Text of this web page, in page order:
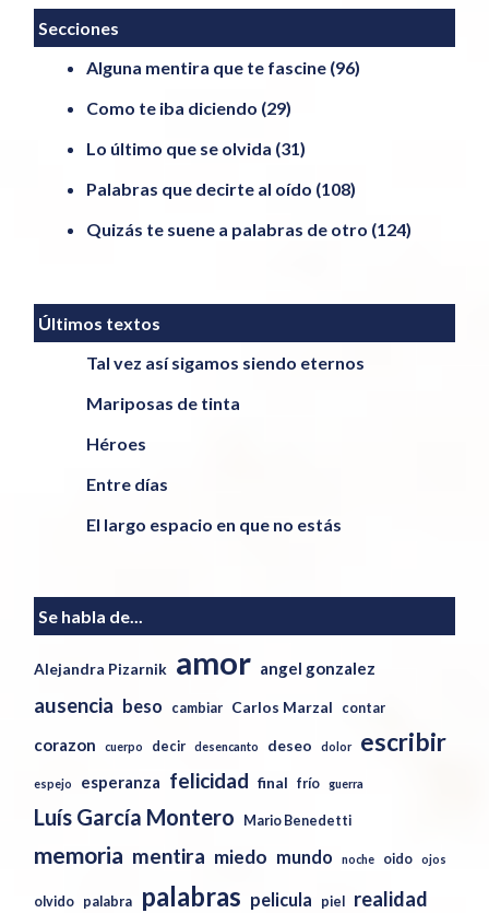
Secciones
Alguna mentira que te fascine (96)
Como te iba diciendo (29)
Lo último que se olvida (31)
Palabras que decirte al oído (108)
Quizás te suene a palabras de otro (124)
Últimos textos
Tal vez así sigamos siendo eternos
Mariposas de tinta
Héroes
Entre días
El largo espacio en que no estás
Se habla de...
Alejandra Pizarnik amor angel gonzalez
ausencia beso cambiar Carlos Marzal contar
corazon cuerpo decir desencanto deseo dolor escribir
espejo esperanza felicidad final frío guerra
Luís García Montero Mario Benedetti
memoria mentira miedo mundo noche oido ojos
olvido palabra palabras pelicula piel realidad